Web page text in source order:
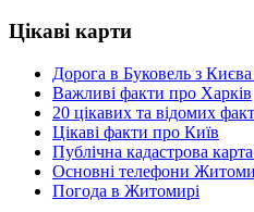
Цікаві карти
Дорога в Буковель з Києва
Важливі факти про Харків
20 цікавих та відомих
Цікаві факти про Київ
Публічна кадастрова
Основні телефони
Погода в Житомирі